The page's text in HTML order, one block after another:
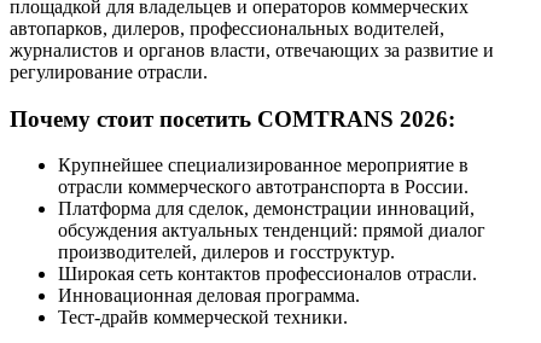
площадкой для владельцев и операторов коммерческих
автопарков, дилеров, профессиональных водителей,
журналистов и органов власти, отвечающих за развитие и
регулирование отрасли.
Почему стоит посетить COMTRANS 2026:
Крупнейшее специализированное мероприятие в
отрасли коммерческого автотранспорта в России.
Платформа для сделок, демонстрации инноваций,
обсуждения актуальных тенденций: прямой диалог
производителей, дилеров и госструктур.
Широкая сеть контактов профессионалов отрасли.
Инновационная деловая программа.
Тест-драйв коммерческой техники.